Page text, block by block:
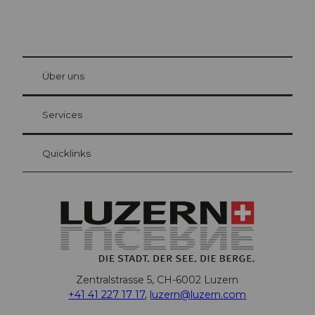
Gästekarte Luzern
Ihre Vorteile als Übernachtungsgast
at Bre
Über uns
Services
Quicklinks
Zentralstrasse 5, CH-6002 Luzern
+41 41 227 17 17, luzern@luzern.com